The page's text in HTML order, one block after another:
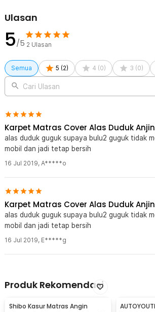
YG01
Ulasan
5/5 2 Ulasan
Semua 5 (2) 4 (0) 3 (0)
Cari Ulasan
Karpet Matras Cover Alas Duduk
alas duduk guguk supaya bulu2 guguk tidak
mobil dan jadi tetap bersih
16 Jul 2019, A*****o
Karpet Matras Cover Alas Duduk
alas duduk guguk supaya bulu2 guguk tidak
mobil dan jadi tetap bersih
16 Jul 2019, E*****g
Produk Rekomendasi
Shibo Kasur Matras Angin